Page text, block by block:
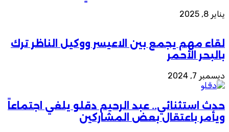
يناير 8, 2025
لقاء مهم يجمع بين الاعيسر ووكيل الناظر ترك
بالبحر الأحمر
ديسمبر 7, 2024
حدث استثنائي.. عبد الرحيم دقلو يلغي اجتماعاً
ويأمر باعتقال بعض المشاركين